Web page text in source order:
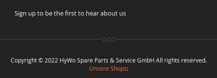
Sign up to be the first to hear about us
Copyright © 2022 HyWo Spare Parts & Service GmbH All rights reserved.
Unsere Shops: